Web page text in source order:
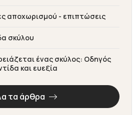
αποχωρισμού - επιπτώσεις
σκύλου
ένας σκύλος: Οδηγός
και ευεξία
τα άρθρα